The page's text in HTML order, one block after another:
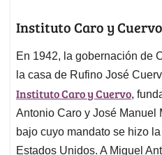
Instituto Caro y Cuervo
En 1942, la gobernación de
la casa de Rufino José
Instituto Caro y Cuervo,
Antonio Caro y José Manuel
bajo cuyo mandato se hizo
Estados Unidos. A Miguel